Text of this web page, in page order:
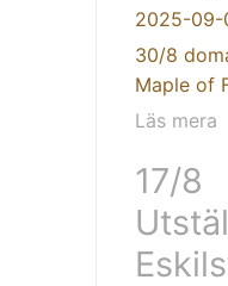
2025-09-
30/8
Maple of
Läs mera
17/8